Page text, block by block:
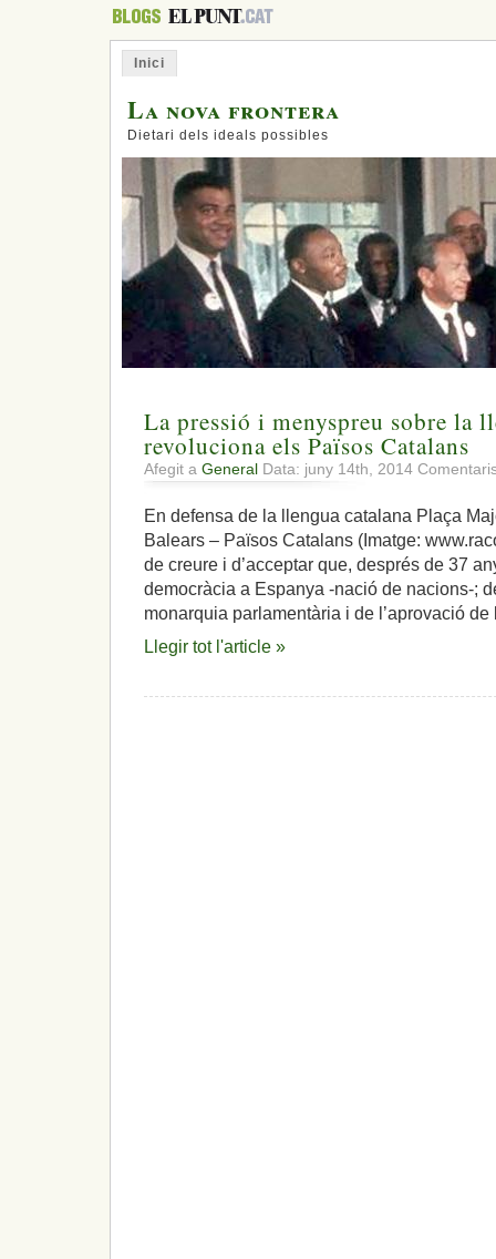
Inici
La nova frontera
Dietari dels ideals possibles
La pressió i menyspreu sobre la
revoluciona els Països Catalans
Afegit a General Data: juny 14th, 2014
En defensa de la llengua catalana Plaça
Balears – Països Catalans (Imatge:
de creure i d’acceptar que, després de 37
democràcia a Espanya -nació de nacions-;
monarquia parlamentària i de l’aprovació
Llegir tot l'article »